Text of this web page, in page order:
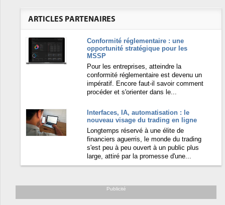
ARTICLES PARTENAIRES
Conformité réglementaire : une
opportunité stratégique pour les
MSSP
Pour les entreprises, atteindre la
conformité réglementaire est devenu un
impératif. Encore faut-il savoir comment
procéder et s'orienter dans le...
Interfaces, IA, automatisation : le
nouveau visage du trading en ligne
Longtemps réservé à une élite de
financiers aguerris, le monde du trading
s'est peu à peu ouvert à un public plus
large, attiré par la promesse d'une...
Publicité